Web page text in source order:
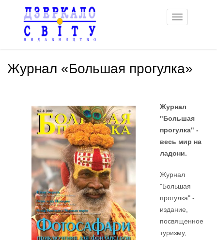
Toggle
navigation
Журнал «Большая прогулка»
Журнал
"Большая
прогулка" -
весь мир на
ладони.
Журнал
"Большая
прогулка" -
издание,
посвященное
туризму,